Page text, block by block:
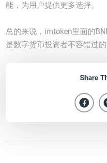
能，为用户提供更多选择。
总的来说，imtoken里面的
是数字货币投资者不容错过的
Share